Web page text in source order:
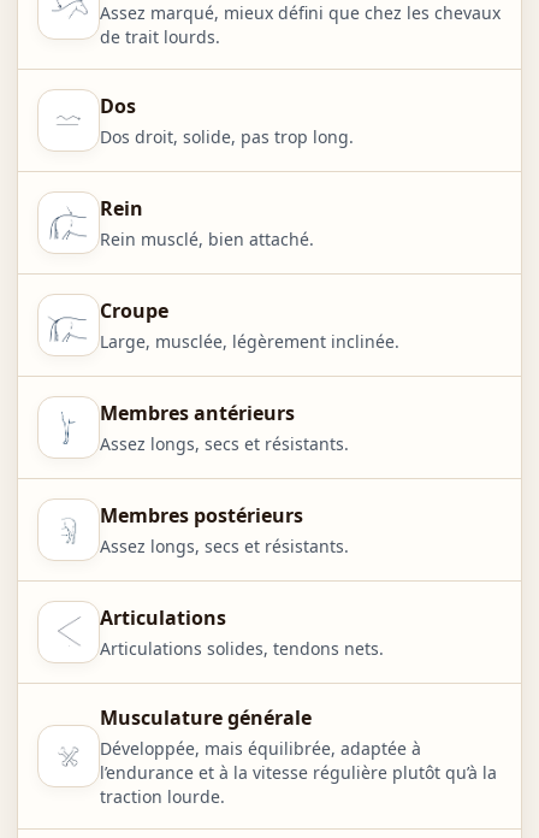
Assez marqué, mieux défini que chez les chevaux
de trait lourds.
Dos
Dos droit, solide, pas trop long.
Rein
Rein musclé, bien attaché.
Croupe
Large, musclée, légèrement inclinée.
Membres antérieurs
Assez longs, secs et résistants.
Membres postérieurs
Assez longs, secs et résistants.
Articulations
Articulations solides, tendons nets.
Musculature générale
Développée, mais équilibrée, adaptée à
l’endurance et à la vitesse régulière plutôt qu’à la
traction lourde.